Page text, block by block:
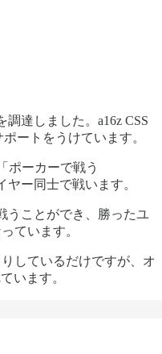
達しました。a16z CSS
ートをうけています。
ポーカーで戦う
ー同士で戦います。
うことができ、勝ったユ
ています。
しているだけですが、オ
います。